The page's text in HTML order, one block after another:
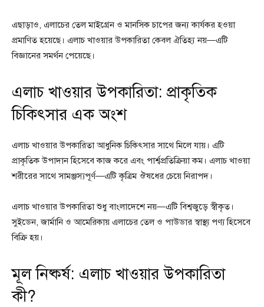
এছাড়াও, এলাচের তেল মাইগ্রেন ও মানসিক চাপের জন্য কার্যকর হওয়া
প্রমাণিত হয়েছে। এলাচ খাওয়ার উপকারিতা কেবল ঐতিহ্য নয়—এটি
বিজ্ঞানের সমর্থন পেয়েছে।
এলাচ খাওয়ার উপকারিতা: প্রাকৃতিক
চিকিৎসার এক অংশ
এলাচ খাওয়ার উপকারিতা আধুনিক চিকিৎসার সাথে মিলে যায়। এটি
প্রাকৃতিক উপাদান হিসেবে কাজ করে এবং পার্শ্বপ্রতিক্রিয়া কম। এলাচ খাওয়া
শরীরের সাথে সামঞ্জস্যপূর্ণ—এটি কৃত্রিম ঔষধের চেয়ে নিরাপদ।
এলাচ খাওয়ার উপকারিতা শুধু বাংলাদেশে নয়—এটি বিশ্বজুড়ে স্বীকৃত।
সুইডেন, জার্মানি ও আমেরিকায় এলাচের তেল ও পাউডার স্বাস্থ্য পণ্য হিসেবে
বিক্রি হয়।
মূল নিষ্কর্ষ: এলাচ খাওয়ার উপকারিতা
কী?